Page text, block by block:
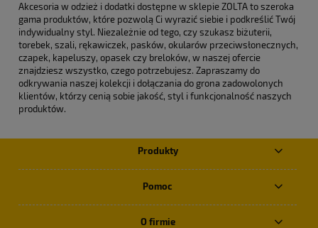
Akcesoria w odzież i dodatki dostępne w sklepie ZOLTA to szeroka
gama produktów, które pozwolą Ci wyrazić siebie i podkreślić Twój
indywidualny styl. Niezależnie od tego, czy szukasz biżuterii,
torebek, szali, rękawiczek, pasków, okularów przeciwsłonecznych,
czapek, kapeluszy, opasek czy breloków, w naszej ofercie
znajdziesz wszystko, czego potrzebujesz. Zapraszamy do
odkrywania naszej kolekcji i dołączania do grona zadowolonych
klientów, którzy cenią sobie jakość, styl i funkcjonalność naszych
produktów.
Produkty
Pomoc
O firmie